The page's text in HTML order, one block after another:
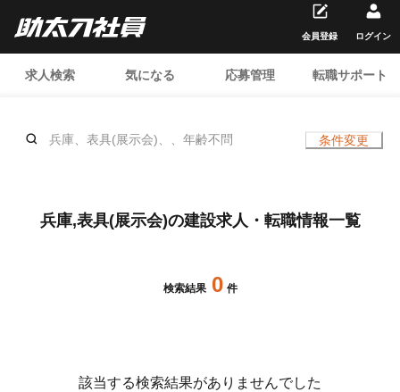
求人検索 気になる 応募管理 転職サポート
会員登録 ログイン
兵庫、表具(展示会)、、年齢不問 条件変更
兵庫,表具(展示会)の建設求人・転職情報一覧
検索結果 0 件
該当する検索結果がありませんでした